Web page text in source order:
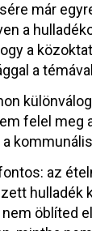
már
a
a
a
felel meg
az
hulladék
öblíted